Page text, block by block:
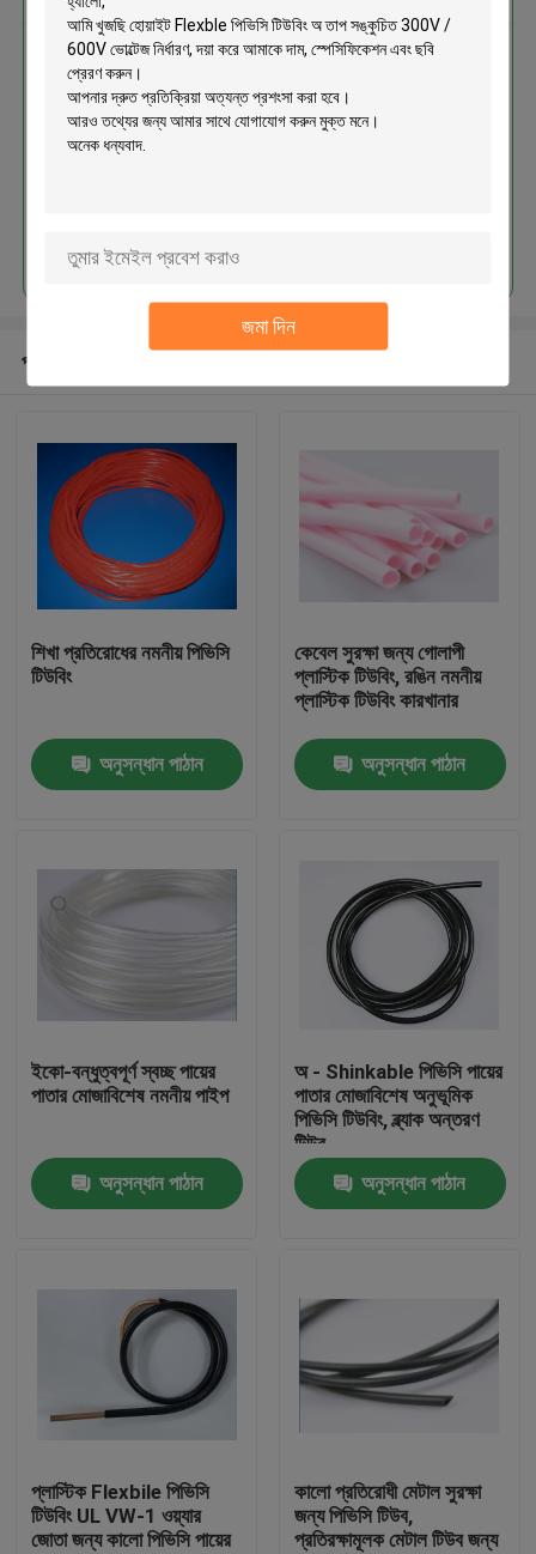
জমা দিন
আমাদের সম্পর্কে
কারখানা ভ্রমণ
মান নিয়ন্ত্রণ
উদ্ধৃতির জন্য আবেদন
নমনীয় পিভিসি টিউবিং
ঢেউখেলান নমনীয় টিউবিং
হোয়াইট Flexble পিভিসি টিউবিং অ তাপ
সঙ্কুচিত 300V / 600V ভোল্টেজ নির্ধারণ
প্রস্তাবিত পণ্য
শিখা প্রতিরোধের নমনীয় পিভিসি
টিউবিং
অনুসন্ধান পাঠান
কেবেল সুরক্ষা জন্য গোলাপী
প্লাস্টিক টিউবিং, রঙিন নমনীয়
প্লাস্টিক টিউবিং কারখানার
অনুসন্ধান পাঠান
ইকো-বন্ধুত্বপূর্ণ স্বচ্ছ পায়ের
পাতার মোজাবিশেষ নমনীয় পাইপ
অনুসন্ধান পাঠান
অ - Shinkable পিভিসি পায়ের
পাতার মোজাবিশেষ অনুভূমিক
পিভিসি টিউবিং, ব্ল্যাক অন্তরণ
টিউব
অনুসন্ধান পাঠান
প্লাস্টিক Flexbile পিভিসি
টিউবিং UL VW-1 ওয়্যার
জোতা জন্য কালো পিভিসি পায়ের
কালো প্রতিরোধী মেটাল সুরক্ষা
জন্য পিভিসি টিউব,
প্রতিরক্ষামূলক মেটাল টিউব জন্য